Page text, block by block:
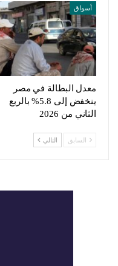
أسواق
معدل البطالة في مصر
ينخفض إلى 5.8% بالربع
الثاني من 2026
السابق التالي